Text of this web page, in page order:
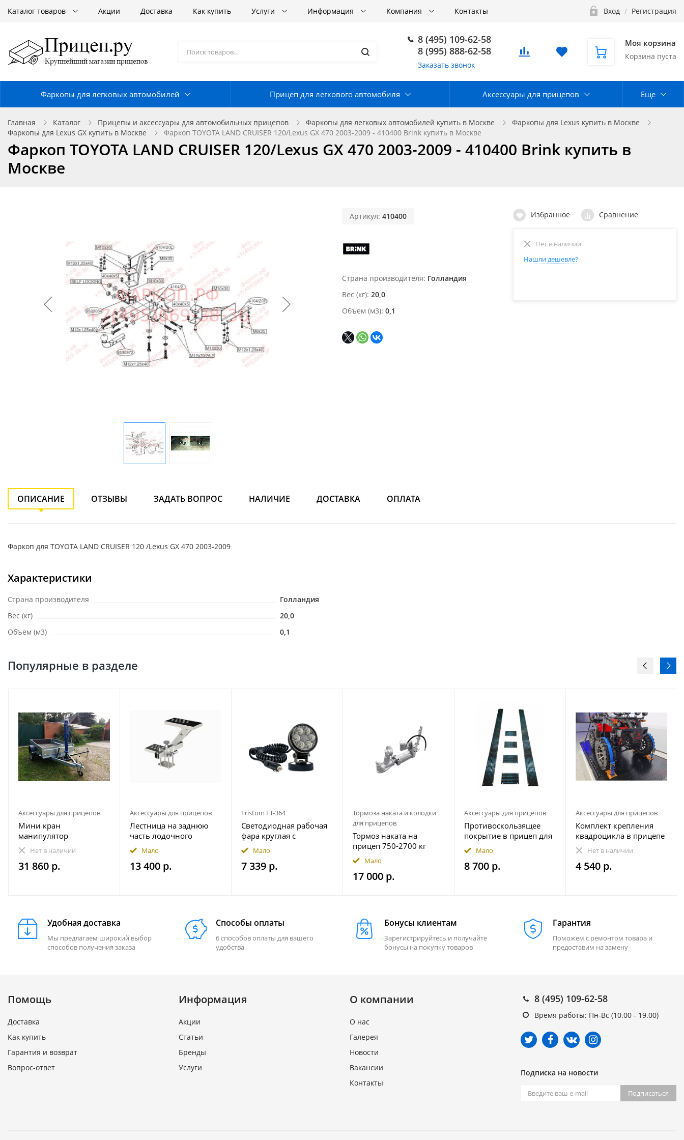
Каталог товаров Акции Доставка Как купить Услуги Информация Компания Контакты Вход / Регистрация
8 (495) 109-62-58
8 (995) 888-62-58
Заказать звонок
Моя корзина
Корзина пуста
Фаркопы для легковых автомобилей Прицеп для легкового автомобиля Аксессуары для прицепов Еще
Главная Каталог Прицепы и аксессуары для автомобильных прицепов Фаркопы для легковых автомобилей купить в Москве
Фаркопы для Lexus купить в Москве
Фаркопы для Lexus GX купить в Москве
Фаркоп TOYOTA LAND CRUISER 120/Lexus GX 470 2003-2009 - 410400 Brink купить в Москве
Фаркоп TOYOTA LAND CRUISER 120/Lexus GX 470 2003-2009 - 410400 Brink купить в
Москве
Артикул: 410400
Страна производителя Голландия
Вес (кг) 20,0
Объем (м3) 0,1
Избранное Сравнение
Нет в наличии
Нашли дешевле?
ОПИСАНИЕ ОТЗЫВЫ ЗАДАТЬ ВОПРОС НАЛИЧИЕ ДОСТАВКА ОПЛАТА
Фаркоп для TOYOTA LAND CRUISER 120 /Lexus GX 470 2003-2009
Характеристики
Страна производителя
Голландия
Вес (кг)
20,0
Объем (м3)
0,1
Популярные в разделе
Аксессуары для прицепов
Мини кран
манипулятор
гидравлический прицеп
1000 кг пикап
Нет в наличии
31 860 р.
Аксессуары для прицепов
Лестница на заднюю
часть лодочного
прицепа
490.230.000.000-01
Практик (правая - по
Мало
13 400 р.
Fristom FT-364
Светодиодная рабочая
фара круглая с
широким световым
потоком мощность
2500 лм на магнитном
Мало
7 339 р.
Тормоза наката и колодки
для прицепов
Тормоз наката на
прицеп 750-2700 кг
гидравлический
Мало
17 000 р.
Аксессуары для прицепов
Противоскользящее
покрытие в прицеп для
снегохода ПРЕМИУМ
комплект 20 элементов
Мало
8 700 р.
Аксессуары для прицепов
Комплект крепления
квадроцикла в прицепе
(на 1 колесо)
Нет в наличии
4 540 р.
Удобная доставка
Мы предлагаем широкий выбор
способов получения заказа
Способы оплаты
6 способов оплаты для вашего
удобства
Бонусы клиентам
Зарегистрируйтесь и получайте
бонусы на покупку товаров
Гарантия
Поможем с ремонтом товара и
предоставим на замену
Помощь
Доставка
Как купить
Гарантия и возврат
Вопрос-ответ
Информация
Акции
Статьи
Бренды
Услуги
О компании
О нас
Галерея
Новости
Вакансии
Контакты
8 (495) 109-62-58
Время работы: Пн-Вс (10.00 - 19.00)
Подписка на новости
Подписаться